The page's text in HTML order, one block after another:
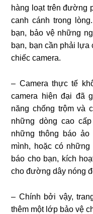
hàng loạt trên đường
canh cánh trong
bạn, bảo vệ những
bạn, bạn cần phải lựa
chiếc camera.
– Camera thực tế
camera hiện đại đã
năng chống trộm và
những dòng cao
những thông báo
mình, hoặc có
báo cho bạn, kích
cho đường dây nóng
– Chính bởi vậy,
thêm một lớp bảo vệ